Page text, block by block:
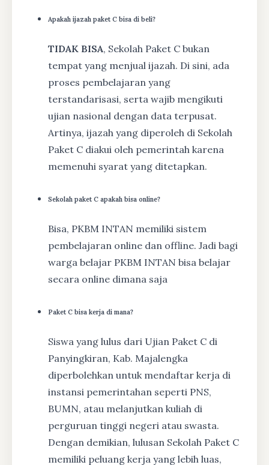
Apakah ijazah paket C bisa di beli?
TIDAK BISA, Sekolah Paket C bukan
tempat yang menjual ijazah. Di sini, ada
proses pembelajaran yang
terstandarisasi, serta wajib mengikuti
ujian nasional dengan data terpusat.
Artinya, ijazah yang diperoleh di Sekolah
Paket C diakui oleh pemerintah karena
memenuhi syarat yang ditetapkan.
Sekolah paket C apakah bisa online?
Bisa, PKBM INTAN memiliki sistem
pembelajaran online dan offline. Jadi bagi
warga belajar PKBM INTAN bisa belajar
secara online dimana saja
Paket C bisa kerja di mana?
Siswa yang lulus dari Ujian Paket C di
Panyingkiran, Kab. Majalengka
diperbolehkan untuk mendaftar kerja di
instansi pemerintahan seperti PNS,
BUMN, atau melanjutkan kuliah di
perguruan tinggi negeri atau swasta.
Dengan demikian, lulusan Sekolah Paket C
memiliki peluang kerja yang lebih luas,